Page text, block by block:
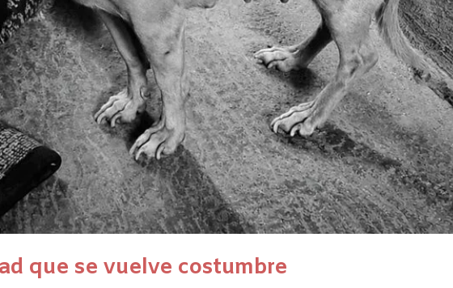
que se vuelve costumbre